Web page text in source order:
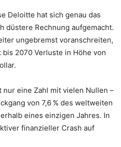
Deloitte hat sich genau das
düstere Rechnung aufgemacht.
ungebremst voranschreiten,
2070 Verluste in Höhe von
nur eine Zahl mit vielen Nullen –
von 7,6 % des weltweiten
eines einzigen Jahres. In
finanzieller Crash auf